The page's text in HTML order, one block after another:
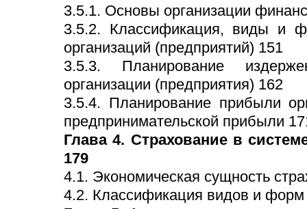
3.5.1. Основы организации
3.5.2. Классификация, виды и
организаций (предприятий) 151
3.5.3. Планирование
организации (предприятия) 162
3.5.4. Планирование прибыли
предпринимательской прибыли
Глава 4. Страхование в
179
4.1. Экономическая сущность
4.2. Классификация видов и форм